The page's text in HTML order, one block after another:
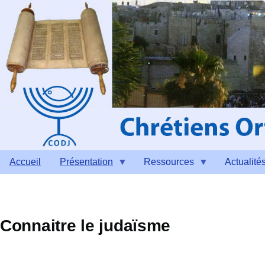
Aller au contenu principal
Accueil Présentation Ressources
Connaitre le judaïsme